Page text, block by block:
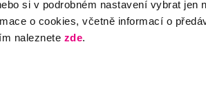
si v podrobném nastavení vybrat jen
o cookies, včetně informací o
naleznete zde.
stránka je chráněna službou reCAPTCHA a platí zde